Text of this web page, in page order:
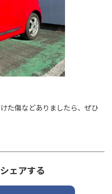
た傷などありましたら、ぜひ
ェアする